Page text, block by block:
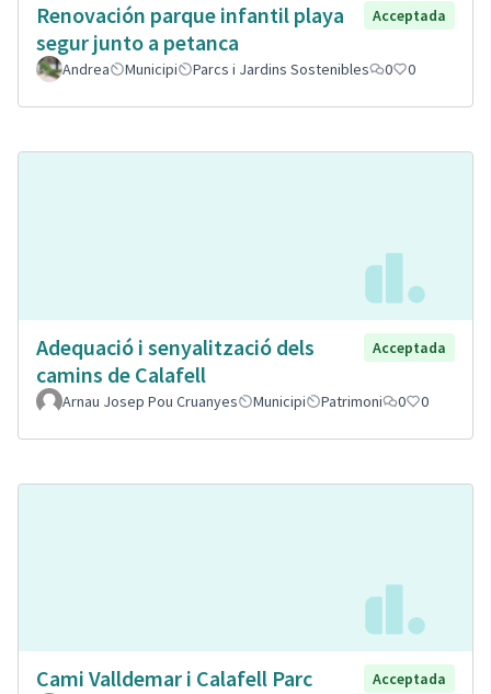
Renovación parque infantil playa
segur junto a petanca
Acceptada
Andrea Municipi Parcs i Jardins Sostenibles 0 0
Adequació i senyalització dels
camins de Calafell
Acceptada
Arnau Josep Pou Cruanyes Municipi Patrimoni 0 0
Cami Valldemar i Calafell Parc
Acceptada